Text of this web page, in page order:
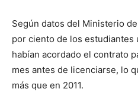
Según datos del Ministerio
por ciento de los
habían acordado el contrato
mes antes de licenciarse, lo
más que en 2011.